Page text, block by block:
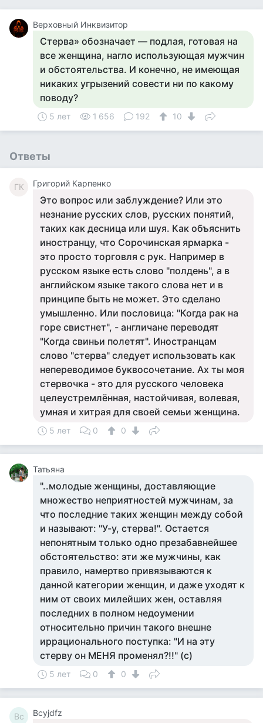
Верховный Инквизитор
Стерва» обозначает — подлая, готовая на
все женщина, нагло использующая мужчин
и обстоятельства. И конечно, не имеющая
никаких угрызений совести ни по какому
поводу?
5 лет 1 656 192 10
Ответы
ГК Григорий Карпенко
Это вопрос или заблуждение? Или это
незнание русских слов, русских понятий,
таких как десница или шуя. Как объяснить
иностранцу, что Сорочинская ярмарка -
это просто торговля с рук. Например в
русском языке есть слово "полдень", а в
английском языке такого слова нет и в
принципе быть не может. Это сделано
умышленно. Или пословица: "Когда рак на
горе свистнет", - англичане переводят
"Когда свиньи полетят". Иностранцам
слово "стерва" следует использовать как
непереводимое буквосочетание. Ах ты моя
стервочка - это для русского человека
целеустремлённая, настойчивая, волевая,
умная и хитрая для своей семьи женщина.
5 лет 0 0
Татьяна
"..молодые женщины, доставляющие
множество неприятностей мужчинам, за
что последние таких женщин между собой
и называют: "У-у, стерва!". Остается
непонятным только одно презабавнейшее
обстоятельство: эти же мужчины, как
правило, намертво привязываются к
данной категории женщин, и даже уходят к
ним от своих милейших жен, оставляя
последних в полном недоумении
относительно причин такого внешне
иррационального поступка: "И на эту
стерву он МЕНЯ променял?!!" (с)
5 лет 0 0
Bc Bcyjdfz